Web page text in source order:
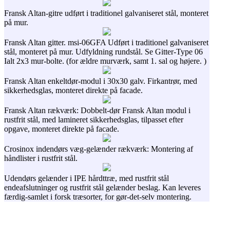
Fransk Altan-gitre udført i traditionel galvaniseret stål, monteret
på mur.
Fransk Altan gitter. msi-06GFA Udført i traditionel galvaniseret
stål, monteret på mur. Udfyldning rundstål. Se Gitter-Type 06
Ialt 2x3 mur-bolte. (for ældre murværk, samt 1. sal og højere. )
Fransk Altan enkeltdør-modul i 30x30 galv. Firkantrør, med
sikkerhedsglas, monteret direkte på facade.
Fransk Altan rækværk: Dobbelt-dør Fransk Altan modul i
rustfrit stål, med lamineret sikkerhedsglas, tilpasset efter
opgave, monteret direkte på facade.
Crosinox indendørs væg-gelænder rækværk: Montering af
håndlister i rustfrit stål.
Udendørs gelænder i IPE hårdttræ, med rustfrit stål
endeafslutninger og rustfrit stål gelænder beslag. Kan leveres
færdig-samlet i forsk træsorter, for gør-det-selv montering.